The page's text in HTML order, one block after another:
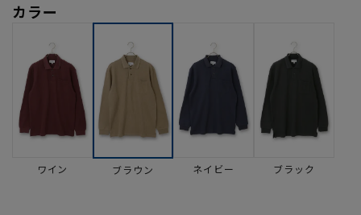
カラー
ワイン ブラウン ネイビー ブラック